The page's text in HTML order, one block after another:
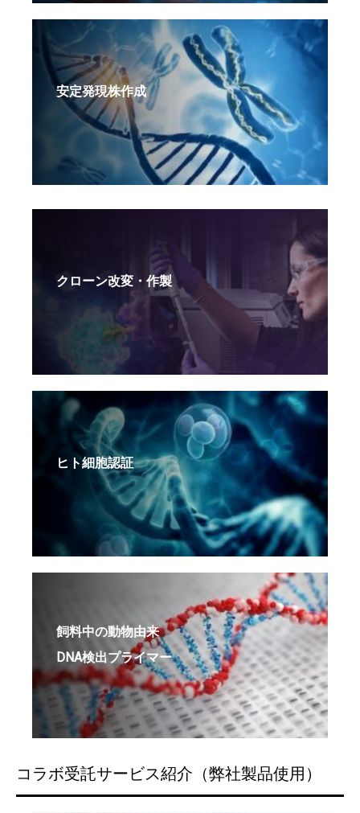
安定発現株作成
クローン改変・作製
ヒト細胞認証
飼料中の動物由来
DNA検出プライマー
コラボ受託サービス紹介（弊社製品使用）